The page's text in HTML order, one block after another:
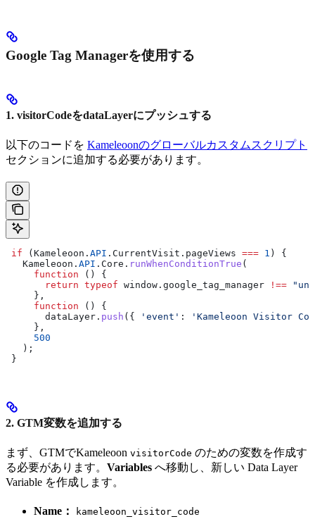
Google Tag Managerを使用する
1. visitorCodeをdataLayerにプッシュする
以下のコードを Kameleoonのグローバルカスタムスクリプト
セクションに追加する必要があります。
if ( Kameleoon . API . CurrentVisit . pageViews === 1 ) {
   Kameleoon
. API . Core . runWhenConditionTrue (
     function
() {
       return
typeof window . google_tag_manager !==
     },
     function
() {
       dataLayer
. push ({ 'event' :
'Kameleoon Visitor
     },
     500
   );
}
2. GTM変数を追加する
まず、GTMでKameleoon visitorCode のための変数を作成す
る必要があります。 Variables へ移動し、新しい Data Layer
Variable を作成します。
Name： kameleoon_visitor_code